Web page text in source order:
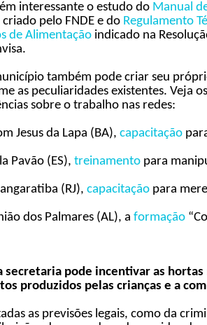
interessante o estudo do Manual
criado pelo FNDE e do Regulamento
de Alimentação indicado na
também pode criar seu
as peculiaridades existentes. Veja
sobre o trabalho nas redes:
Jesus da Lapa (BA), capacitação
Pavão (ES), treinamentopara
(RJ), capacitaçãopara
dos Palmares (AL), a formação
secretaria pode incentivar as hortas
produzidos pelas crianças e a
as previsões legais, como da